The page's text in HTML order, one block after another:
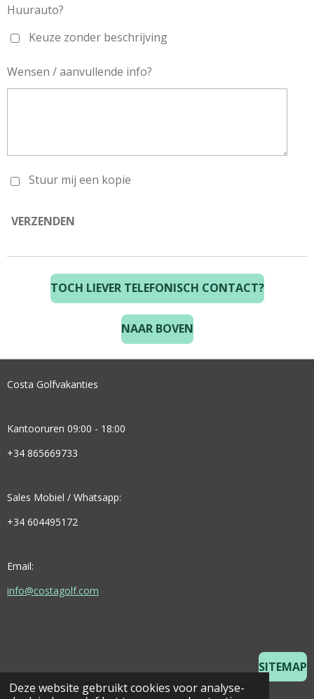
Deze website gebruikt cookies voor analyse-
Huurauto?
Keuze zonder beschrijving
Wensen / aanvullende info?
Stuur mij een kopie
VERZENDEN
TOCH LIEVER TELEFONISCH CONTACT?
NAAR BOVEN
Costa Golfvakanties
Kantooruren 09:00 - 18:00
+34 865669733
Sales Mobiel / Whatsapp:
+34 604495172
Email:
info@costagolf.com
SITEMAP
© 2025 Costa Golf Holidays